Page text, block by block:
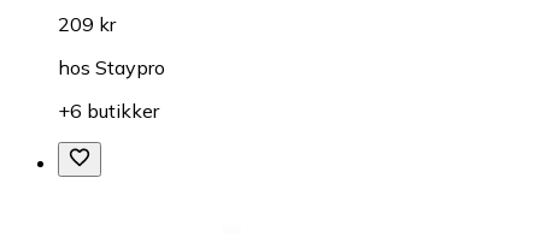
209 kr
hos Staypro
+6 butikker